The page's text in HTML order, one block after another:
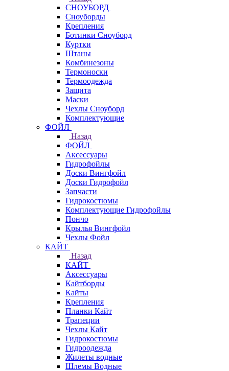
СНОУБОРД
Сноуборды
Крепления
Ботинки Сноуборд
Куртки
Штаны
Комбинезоны
Термоноски
Термоодежда
Защита
Маски
Чехлы Сноуборд
Комплектующие
ФОЙЛ
Назад
ФОЙЛ
Аксессуары
Гидрофойлы
Доски Вингфойл
Доски Гидрофойл
Запчасти
Гидрокостюмы
Комплектующие Гидрофойлы
Пончо
Крылья Вингфойл
Чехлы Фойл
КАЙТ
Назад
КАЙТ
Аксессуары
Кайтборды
Кайты
Крепления
Планки Кайт
Трапеции
Чехлы Кайт
Гидрокостюмы
Гидроодежда
Жилеты водные
Шлемы Водные